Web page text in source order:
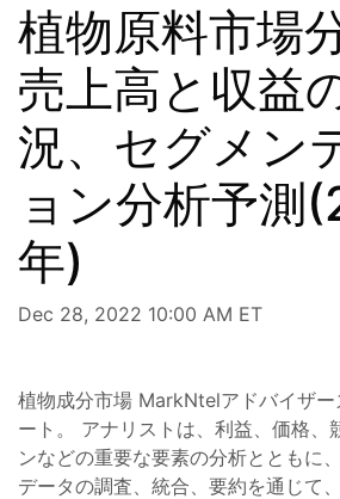
植物原料市場
売上高と収益
況、セグメン
ョン分析予測
年)
Dec 28, 2022 10:00 AM ET
植物成分市場 MarkNtelアドバイザ
ート。 アナリストは、利益、価格、
ンなどの重要な要素の分析とともに
データの調査、統合、要約を通じて